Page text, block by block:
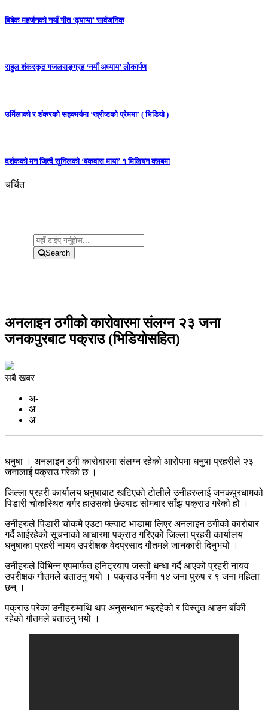
बिबेक महर्जनको नयाँ गीत ‘ढ्याप्पा’ सार्वजनिक
राहुल शंकरकृत गजलसङ्ग्रह ‘नयाँ अध्याय’ लोकार्पण
उर्मिलाको र शंकरको सहकार्यमा ‘ख्रीष्टको प्रेममा’ ( भिडियो )
दर्शकको मन जित्दै सुनिलको ‘बकवास माया’ १ मिलियन क्लबमा
चर्चित
Search
अनलाइन ठगीको कारोवारमा संलग्न २३ जना
जनकपुरबाट पक्राउ (भिडियाेसहित)
सबै खबर
अ-
अ
अ+
धनुषा । अनलाइन ठगी कारोबारमा संलग्न रहेको आरोपमा धनुषा प्रहरीले २३
जनालाई पक्राउ गरेको छ ।
जिल्ला प्रहरी कार्यालय धनुषाबाट खटिएको टोलीले उनीहरुलाई जनकपुरधामको
पिडारी चोकस्थित बर्गर हाउसको छेउबाट सोमबार साँझ पक्राउ गरेको हो ।
उनीहरुले पिडारी चोकमै एउटा फ्ल्याट भाडामा लिएर अनलाइन ठगीको कारोबार
गर्दै आईरहेको सूचनाको आधारमा पक्राउ गरिएको जिल्ला प्रहरी कार्यालय
धनुषाका प्रहरी नायव उपरीक्षक वेदप्रसाद गौतमले जानकारी दिनुभयो ।
उनीहरुले विभिन्न एपमार्फत हनिट्रयाप जस्तो धन्धा गर्दै आएको प्रहरी नायव
उपरीक्षक गौतमले बताउनु भयो । पक्राउ पर्नेमा १४ जना पुरुष र ९ जना महिला
छन् ।
पक्राउ परेका उनीहरुमाथि थप अनुसन्धान भइरहेको र विस्तृत आउन बाँकी
रहेको गौतमले बताउनु भयो ।